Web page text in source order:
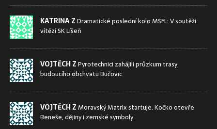
KATRINA ZDramatické poslední kolo MSFL: V soutěži
vítězí SK Líšeň
VOJTĚCH ZPyrotechnici zahájili průzkum trasy
budoucího obchvatu Bučovic
VOJTĚCH ZMoravský Matrix startuje. Kočko otevře
Beneše, dějiny i zemské symboly